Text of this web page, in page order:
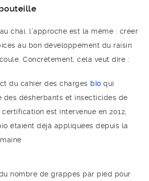
chai, l’approche est la même : créer
au bon développement du raisin
Concrètement, cela veut dire :
du cahier des charges bioqui
des désherbants et insecticides de
est intervenue en 2012,
étaient déjà appliquées depuis la
nombre de grappes par pied pour